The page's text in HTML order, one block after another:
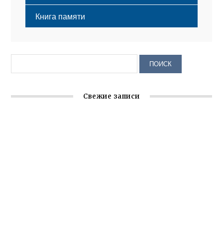
Книга памяти
Свежие записи